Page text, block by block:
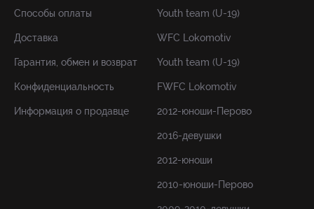
Способы оплаты
Доставка
Гарантия, обмен и возврат
Конфиденциальность
Информация о продавце
Youth team (U-19)
WFC Lokomotiv
Youth team (U-19)
FWFC Lokomotiv
2012-юноши-Перово
2016-девушки
2012-юноши
2010-юноши-Перово